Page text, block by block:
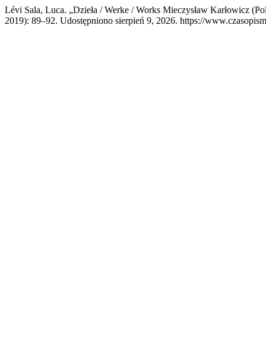
Lévi Sala, Luca. „Dzieła / Werke / Works Mieczysław Karłowicz
2019): 89–92. Udostępniono sierpień 9, 2026. https://